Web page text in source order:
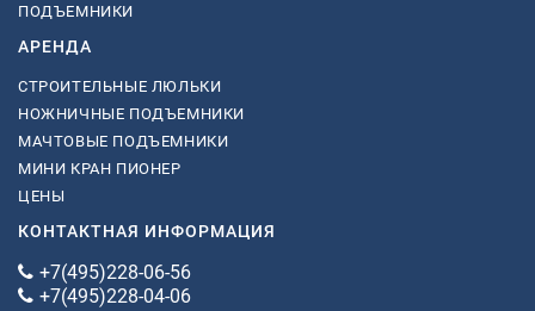
ПОДЪЕМНИКИ
АРЕНДА
СТРОИТЕЛЬНЫЕ ЛЮЛЬКИ
НОЖНИЧНЫЕ ПОДЪЕМНИКИ
МАЧТОВЫЕ ПОДЪЕМНИКИ
МИНИ КРАН ПИОНЕР
ЦЕНЫ
КОНТАКТНАЯ ИНФОРМАЦИЯ
+7(495)228-06-56
+7(495)228-04-06